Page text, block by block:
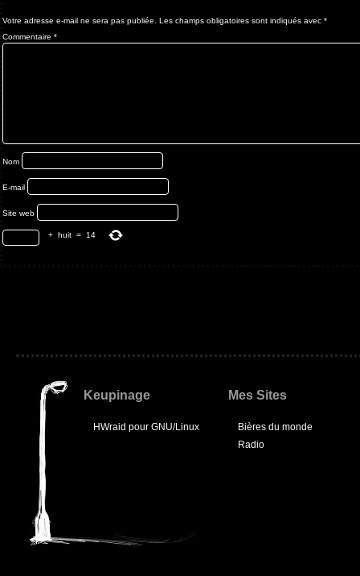
Votre adresse e-mail ne sera pas publiée. Les champs obligatoires sont indiqués avec *
Commentaire *
Nom
E-mail
Site web
+ huit = 14
Keupinage
HWraid pour GNU/Linux
Mes Sites
Bières du monde
Radio